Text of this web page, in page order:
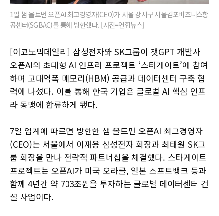
1일 샘 올트먼 오픈AI 최고경영자(CEO)가 서울 강서구 서울김포비즈니스항
공센터(SGBAC)를 통해 방한했다. [사진=연합뉴스]
[이코노믹데일리] 삼성전자와 SK그룹이 챗GPT 개발사
오픈AI의 초대형 AI 인프라 프로젝트 ‘스타게이트’에 참여
하며 고대역폭 메모리(HBM) 공급과 데이터센터 구축 협
력에 나섰다. 이를 통해 한국 기업은 글로벌 AI 핵심 인프
라 동맹에 합류하게 됐다.
7일 업계에 따르면 방한한 샘 올트먼 오픈AI 최고경영자
(CEO)는 서울에서 이재용 삼성전자 회장과 최태원 SK그
룹 회장을 만나 전략적 파트너십을 체결했다. 스타게이트
프로젝트는 오픈AI가 미국 오라클, 일본 소프트뱅크 등과
함께 4년간 약 703조원을 투자하는 글로벌 데이터센터 건
설 사업이다.